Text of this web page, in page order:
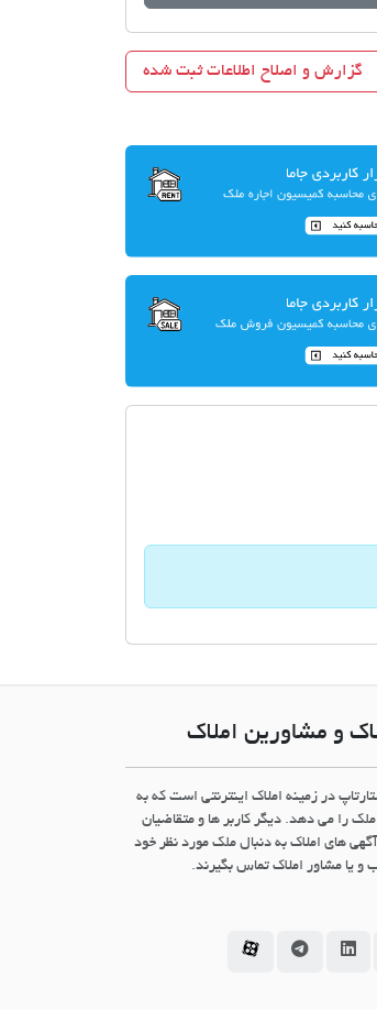
گزارش و اصلاح اطلاعات ثبت شده
و مشاورین املاک
در زمینه املاک اینترنتی است که به
را می دهد. دیگر کاربر ها و متقاضیان
های املاک به دنبال ملک مورد نظر خود
و یا مشاور املاک تماس بگیرند.
در فیسبوک
جاما در توئیتر
سامانه جاما در لینکداین
سامانه جاما در تلگرام
سامانه جاما در آپارات